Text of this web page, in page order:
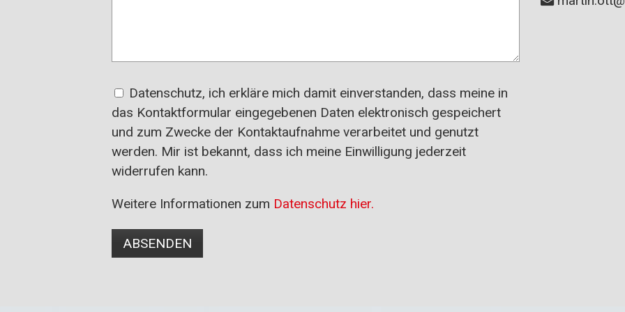
Datenschutz, ich erkläre mich damit einverstanden, dass meine in
das Kontaktformular eingegebenen Daten elektronisch gespeichert
und zum Zwecke der Kontaktaufnahme verarbeitet und genutzt
werden. Mir ist bekannt, dass ich meine Einwilligung jederzeit
widerrufen kann.
Weitere Informationen zum Datenschutz hier.